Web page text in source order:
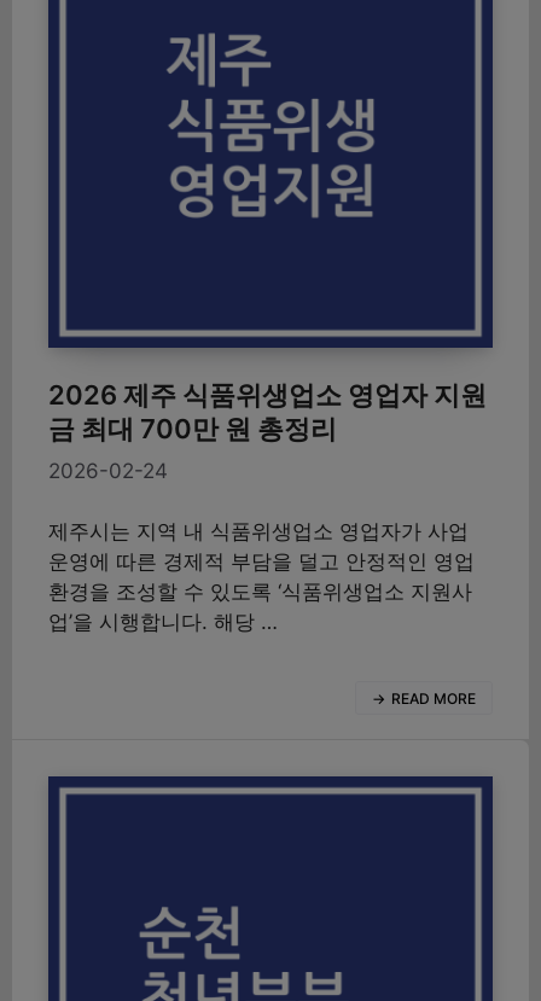
2026 제주 식품위생업소 영업자 지원
금 최대 700만 원 총정리
2026-02-24
제주시는 지역 내 식품위생업소 영업자가 사업
운영에 따른 경제적 부담을 덜고 안정적인 영업
환경을 조성할 수 있도록 ‘식품위생업소 지원사
업’을 시행합니다. 해당 …
READ MORE